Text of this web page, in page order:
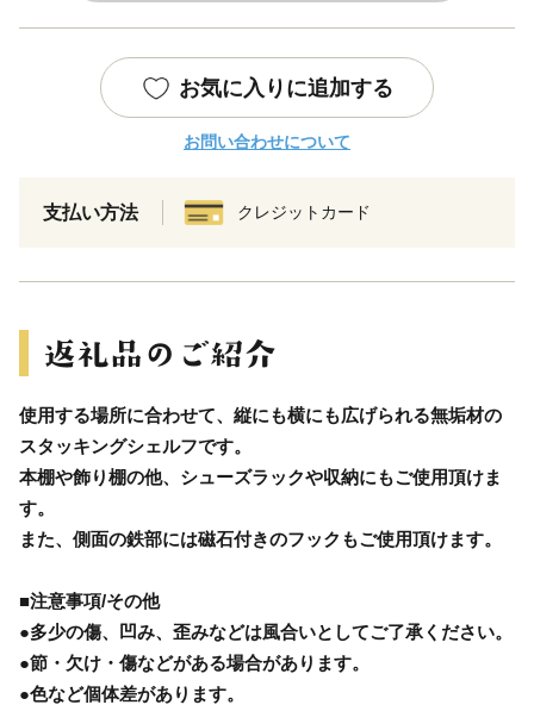
お気に入りに追加する
お問い合わせについて
支払い方法 クレジットカード
使用する場所に合わせて、縦にも横にも広げられる無垢材の
スタッキングシェルフです。
本棚や飾り棚の他、シューズラックや収納にもご使用頂けま
す。
また、側面の鉄部には磁石付きのフックもご使用頂けます。
■注意事項/その他
●多少の傷、凹み、歪みなどは風合いとしてご了承ください。
●節・欠け・傷などがある場合があります。
●色など個体差があります。